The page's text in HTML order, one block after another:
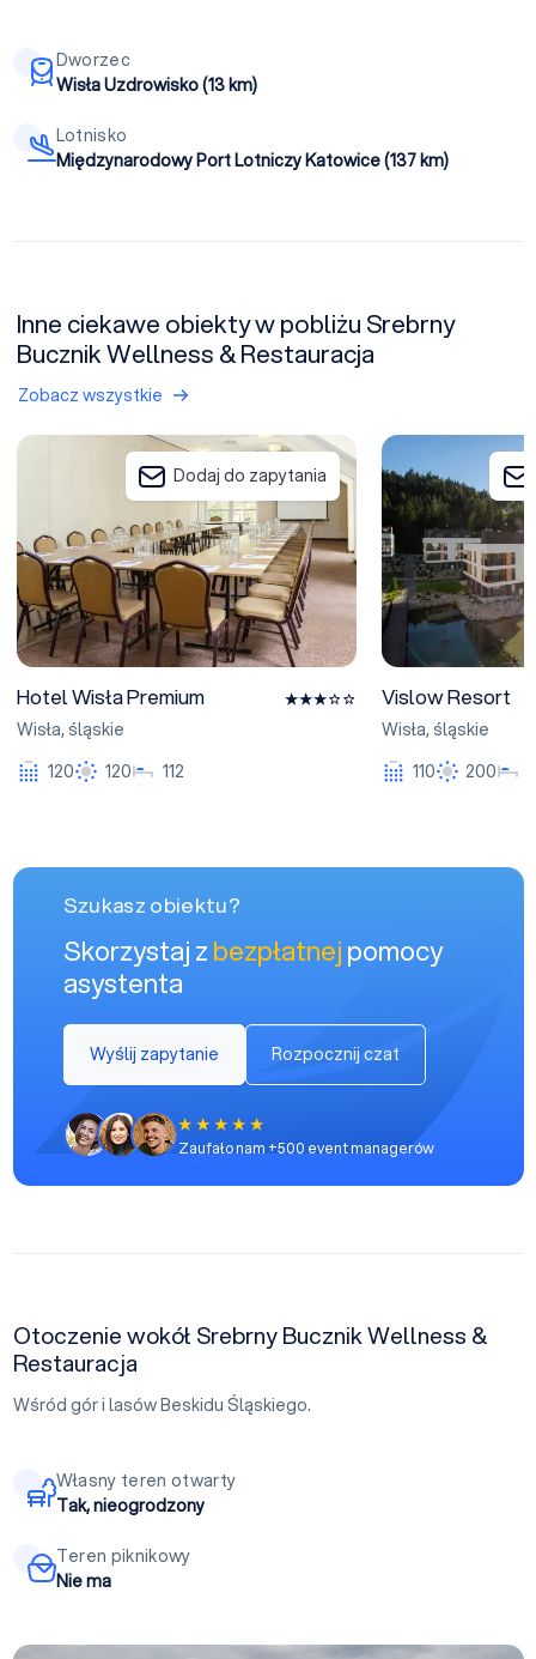
Dworzec
Wisła Uzdrowisko (13 km)
Lotnisko
Międzynarodowy Port Lotniczy Katowice (137 km)
Inne ciekawe obiekty w pobliżu Srebrny
Bucznik Wellness & Restauracja
Zobacz wszystkie
Hotel Wisła Premium
Dodaj do zapytania
Hotel Wisła Premium
Wisła, śląskie
120
120 112
Vislow Resort
Vislow Resort
Wisła, śląskie
110
200
Szukasz obiektu?
Skorzystaj zbezpłatnejpomocy
asystenta
Wyślij zapytanie Rozpocznij czat
Zaufało nam +500 event managerów
Otoczenie wokół Srebrny Bucznik Wellness &
Restauracja
Wśród gór i lasów Beskidu Śląskiego.
Własny teren otwarty
Tak, nieogrodzony
Teren piknikowy
Nie ma